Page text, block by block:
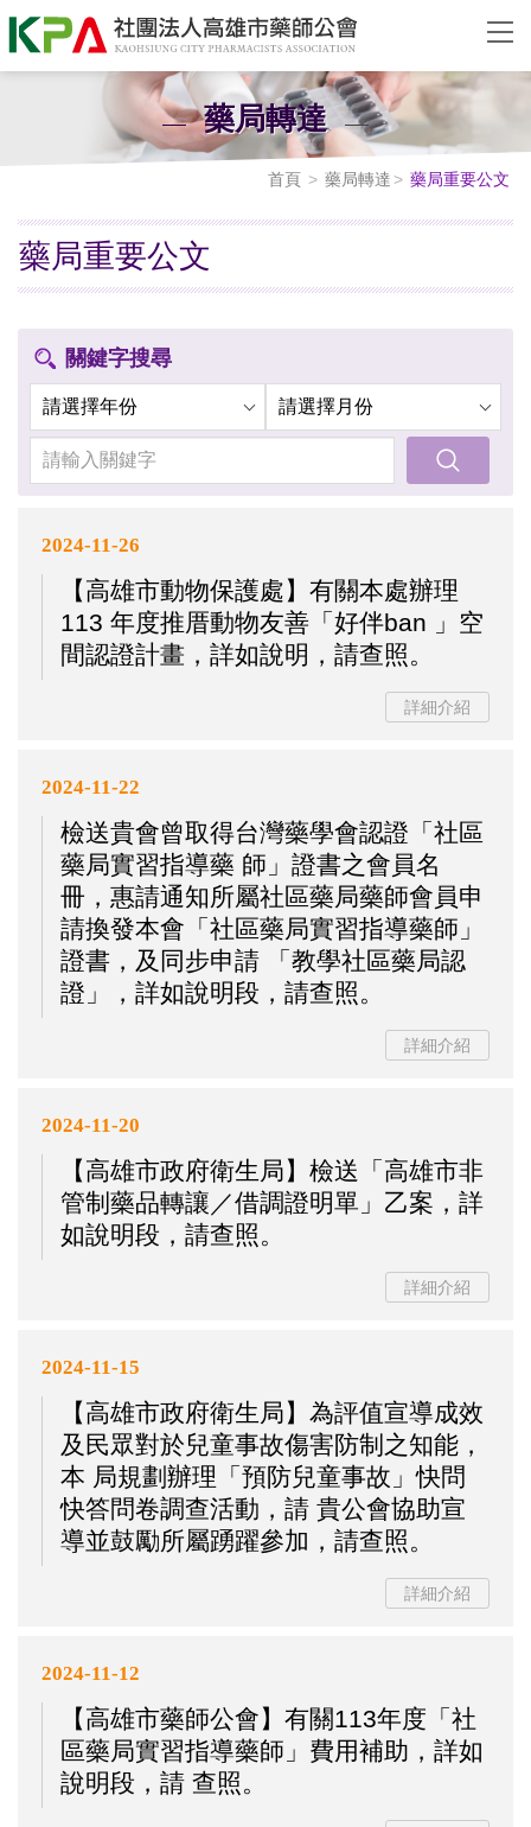
藥局轉達
首頁 藥局轉達 藥局重要公文
藥局重要公文
關鍵字搜尋
2024-11-26
【高雄市動物保護處】有關本處辦理
113 年度推厝動物友善「好伴ban 」空
間認證計畫，詳如說明，請查照。
詳細介紹
2024-11-22
檢送貴會曾取得台灣藥學會認證「社區
藥局實習指導藥 師」證書之會員名
冊，惠請通知所屬社區藥局藥師會員申
請換發本會「社區藥局實習指導藥師」
證書，及同步申請 「教學社區藥局認
證」，詳如說明段，請查照。
詳細介紹
2024-11-20
【高雄市政府衛生局】檢送「高雄市非
管制藥品轉讓／借調證明單」乙案，詳
如說明段，請查照。
詳細介紹
2024-11-15
【高雄市政府衛生局】為評值宣導成效
及民眾對於兒童事故傷害防制之知能，
本 局規劃辦理「預防兒童事故」快問
快答問卷調查活動，請 貴公會協助宣
導並鼓勵所屬踴躍參加，請查照。
詳細介紹
2024-11-12
【高雄市藥師公會】有關113年度「社
區藥局實習指導藥師」費用補助，詳如
說明段，請 查照。